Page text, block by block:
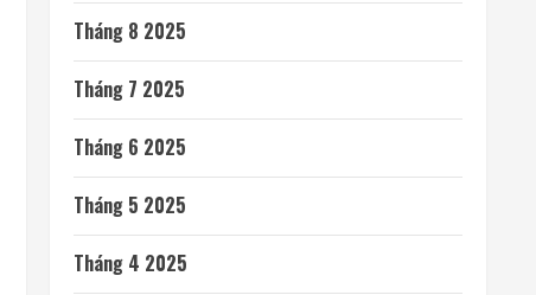
Tháng 8 2025
Tháng 7 2025
Tháng 6 2025
Tháng 5 2025
Tháng 4 2025